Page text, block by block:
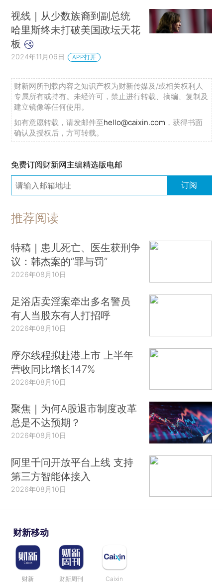
视线｜从少数族裔到副总统
哈里斯终未打破美国政坛天花
板
2024年11月06日 APP打开
财新网所刊载内容之知识产权为财新传媒及/或相关权利人
专属所有或持有。未经许可，禁止进行转载、摘编、复制及
建立镜像等任何使用。
如有意愿转载，请发邮件至hello@caixin.com ，获得书面
确认及授权后，方可转载。
免费订阅财新网主编精选版电邮
订阅
推荐阅读
特稿｜患儿死亡、医生获刑争
议：韩杰案的“罪与罚”
2026年08月10日
足浴店卖淫案牵出多名警员
有人当股东有人打招呼
2026年08月10日
摩尔线程拟赴港上市 上半年
营收同比增长147%
2026年08月10日
聚焦｜为何A股退市制度改革
总是不达预期？
2026年08月10日
阿里千问开放平台上线 支持
第三方智能体接入
2026年08月10日
财新移动
财新 财新周刊 Caixin